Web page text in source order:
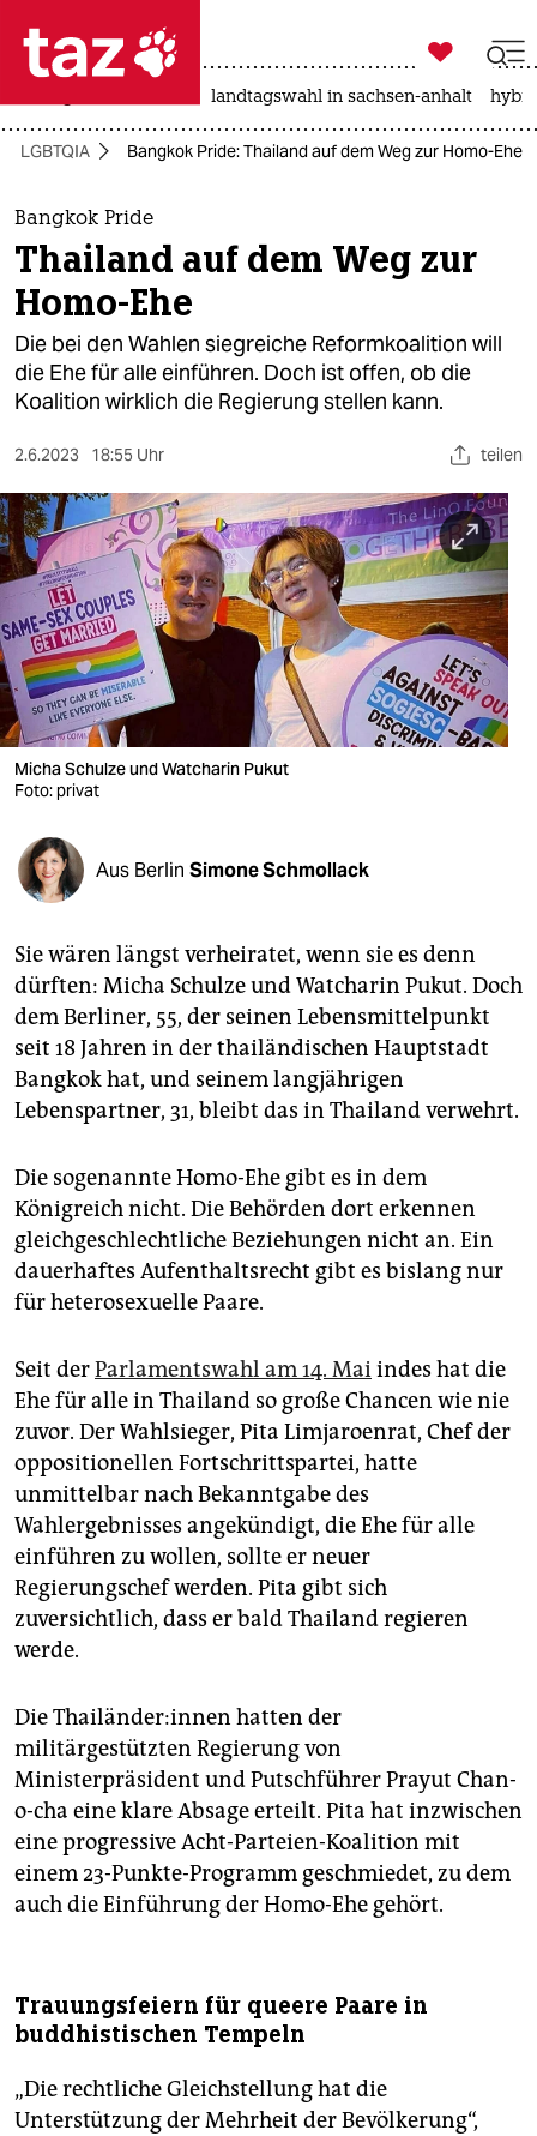
 taz zahl ich
taz zahl ich
themen
politik
öko
gesellschaft
sport
berlin
nord
wahrheit
verlag
verlag
veranstaltungen
shop
fragen & hilfe
unterstützen
abo
genossenschaft
epaper login

taz zahl ich
landtagswahl in sachsen-anhalt
LGBTQIA Bangkok Pride: Thailand auf dem Weg zur Homo-Ehe
Bangkok Pride
Thailand auf dem Weg zur
Homo-Ehe
Die bei den Wahlen siegreiche Reformkoalition will
die Ehe für alle einführen. Doch ist offen, ob die
Koalition wirklich die Regierung stellen kann.
2.6.2023 18:55 Uhr teilen
Micha Schulze und Watcharin Pukut
Foto: privat
Aus Berlin Simone Schmollack
Sie wären längst verheiratet, wenn sie es denn
dürften: Micha Schulze und Watcharin Pukut. Doch
dem Berliner, 55, der seinen Lebensmittelpunkt
seit 18 Jahren in der thailändischen Hauptstadt
Bangkok hat, und seinem langjährigen
Lebenspartner, 31, bleibt das in Thailand verwehrt.
Die sogenannte Homo-Ehe gibt es in dem
Königreich nicht. Die Behörden dort erkennen
gleichgeschlechtliche Beziehungen nicht an. Ein
dauerhaftes Aufenthaltsrecht gibt es bislang nur
für heterosexuelle Paare.
Seit derParlamentswahl am 14. Maiindes hat die
Ehe für alle in Thailand so große Chancen wie nie
zuvor. Der Wahlsieger, Pita Limjaroenrat, Chef der
oppositionellen Fortschrittspartei, hatte
unmittelbar nach Bekanntgabe des
Wahlergebnisses angekündigt, die Ehe für alle
einführen zu wollen, sollte er neuer
Regierungschef werden. Pita gibt sich
zuversichtlich, dass er bald Thailand regieren
werde.
Die Thai­län­de­r:in­nen hatten der
militärgestützten Regierung von
Ministerpräsident und Putschführer Prayut Chan-
o-cha eine klare Absage erteilt. Pita hat inzwischen
eine progressive Acht-Parteien-Koalition mit
einem 23-Punkte-Programm geschmiedet, zu dem
auch die Einführung der Homo-Ehe gehört.
Trauungsfeiern für queere Paare in
buddhistischen Tempeln
„Die rechtliche Gleichstellung hat die
Unterstützung der Mehrheit der Bevölkerung“,